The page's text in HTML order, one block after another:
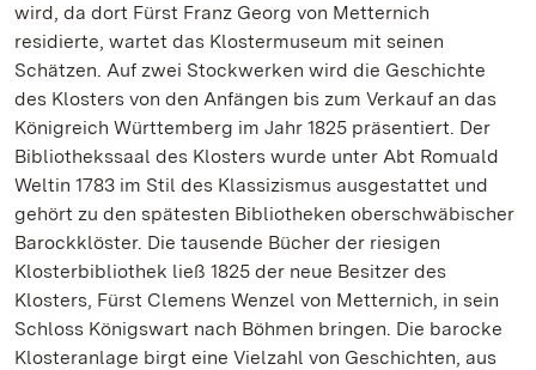
wird, da dort Fürst Franz Georg von Metternich
residierte, wartet das Klostermuseum mit seinen
Schätzen. Auf zwei Stockwerken wird die Geschichte
des Klosters von den Anfängen bis zum Verkauf an das
Königreich Württemberg im Jahr 1825 präsentiert. Der
Bibliothekssaal des Klosters wurde unter Abt Romuald
Weltin 1783 im Stil des Klassizismus ausgestattet und
gehört zu den spätesten Bibliotheken oberschwäbischer
Barockklöster. Die tausende Bücher der riesigen
Klosterbibliothek ließ 1825 der neue Besitzer des
Klosters, Fürst Clemens Wenzel von Metternich, in sein
Schloss Königswart nach Böhmen bringen. Die barocke
Klosteranlage birgt eine Vielzahl von Geschichten, aus